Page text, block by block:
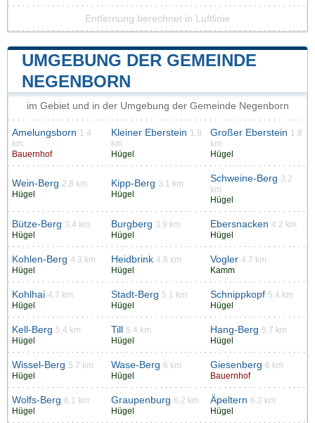
Entfernung berechnet in Luftlinie
UMGEBUNG DER GEMEINDE
NEGENBORN
im Gebiet und in der Umgebung der Gemeinde Negenborn
Amelungsborn 1.4
km
Bauernhof
Kleiner Eberstein 1.8
km
Hügel
Großer Eberstein 1.8
km
Hügel
Wein-Berg 2.8 km
Hügel
Kipp-Berg 3.1 km
Hügel
Schweine-Berg 3.2
km
Hügel
Bütze-Berg 3.4 km
Hügel
Burgberg 3.9 km
Hügel
Ebersnacken 4.2 km
Hügel
Kohlen-Berg 4.3 km
Hügel
Heidbrink 4.6 km
Hügel
Vogler 4.7 km
Kamm
Kohlhai 4.7 km
Hügel
Stadt-Berg 5.1 km
Hügel
Schnippkopf 5.4 km
Hügel
Kell-Berg 5.4 km
Hügel
Till
5.4 km
Hügel
Hang-Berg 5.7 km
Hügel
Wissel-Berg 5.7 km
Hügel
Wase-Berg 6 km
Hügel
Giesenberg 6 km
Bauernhof
Wolfs-Berg 6.1 km
Hügel
Graupenburg 6.2 km
Hügel
Äpeltern 6.2 km
Hügel